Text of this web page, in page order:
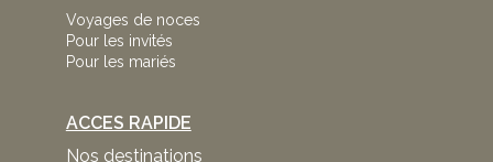
Voyages de noces
Pour les invités
Pour les mariés
ACCES RAPIDE
Nos destinations